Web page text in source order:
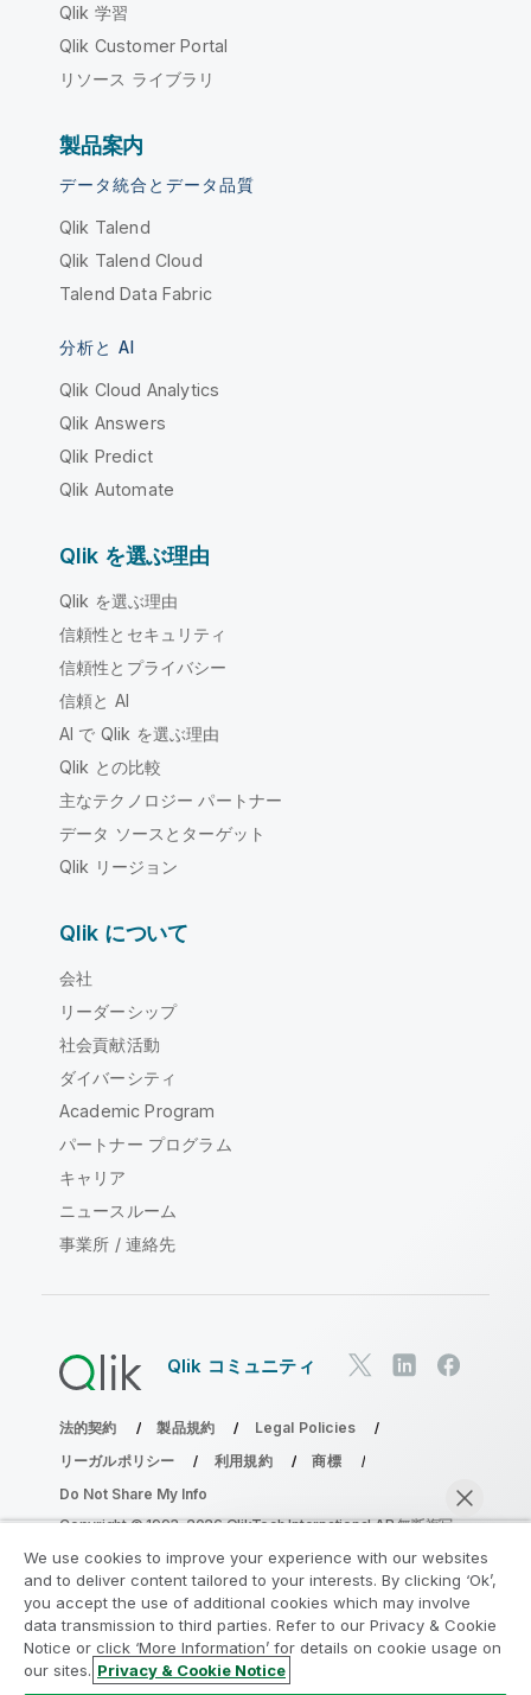
Qlik 学習
Qlik Customer Portal
リソース ライブラリ
製品案内
データ統合とデータ品質
Qlik Talend
Qlik Talend Cloud
Talend Data Fabric
分析と AI
Qlik Cloud Analytics
Qlik Answers
Qlik Predict
Qlik Automate
Qlik を選ぶ理由
Qlik を選ぶ理由
信頼性とセキュリティ
信頼性とプライバシー
信頼と AI
AI で Qlik を選ぶ理由
Qlik との比較
主なテクノロジー パートナー
データ ソースとターゲット
Qlik リージョン
Qlik について
会社
リーダーシップ
社会貢献活動
ダイバーシティ
Academic Program
パートナー プログラム
キャリア
ニュースルーム
事業所 / 連絡先
Qlik コミュニティ
法的契約 製品規約
Legal Policies
リーガルポリシー
利用規約
商標
Do Not Share My Info
Copyright © 1993-2026 QlikTech International AB.無断複写・
分析の近代化プログラムに参加する
分析最新化プログラムにより、重要な QlikView app を危険
We use cookies to improve your experience with our websites
and to deliver content tailored to your interests. By clicking ‘Ok’,
you accept the use of additional cookies which may involve
data transmission to third parties. Refer to our Privacy & Cookie
Notice or click ‘More Information’ for details on cookie usage on
our sites. Privacy & Cookie Notice